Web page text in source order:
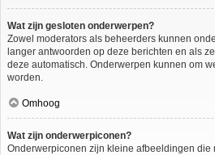
Wat zijn gesloten onderwerpen?
Zowel moderators als beheerders kunnen
langer antwoorden op deze berichten en als
deze automatisch. Onderwerpen kunnen om
worden.
Omhoog
Wat zijn onderwerpiconen?
Onderwerpiconen zijn kleine afbeeldingen die